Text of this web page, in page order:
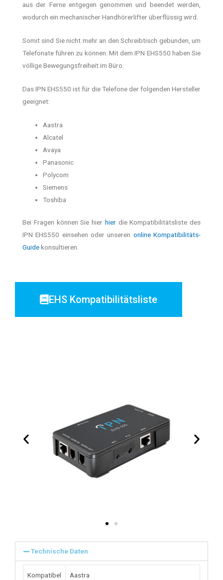
aus der Ferne entgegen genommen und beendet werden,
wodurch ein mechanischer Handhörerlifter überflüssig wird.
Somit sind Sie nicht mehr an den Schreibtisch gebunden, um
Telefonate führen zu können. Mit dem IPN EHS550 haben Sie
völlige Bewegungsfreiheit im Büro.
Das IPN EHS550 ist für die Telefone der folgenden Hersteller
geeignet:
Aastra
Alcatel
Avaya
Panasonic
Polycom
Siemens
Toshiba
Bei Fragen können Sie hier hierdie Kompatibilitätsliste des
IPN EHS550 einsehen oder unseren online Kompatibilitäts-
Guidekonsultieren.
EHS Kompatibilitätsliste
Technische Daten
Kompatibel
Aastra